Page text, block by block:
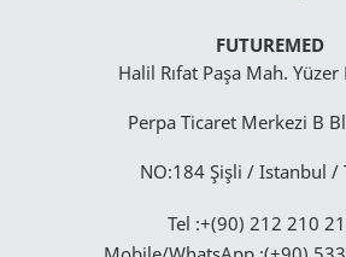
FUTUREMED
Halil Rıfat Paşa Mah. Yüzer
Perpa Ticaret Merkezi B
NO:184 Şişli / Istanbul /
Tel :+(90) 212 210